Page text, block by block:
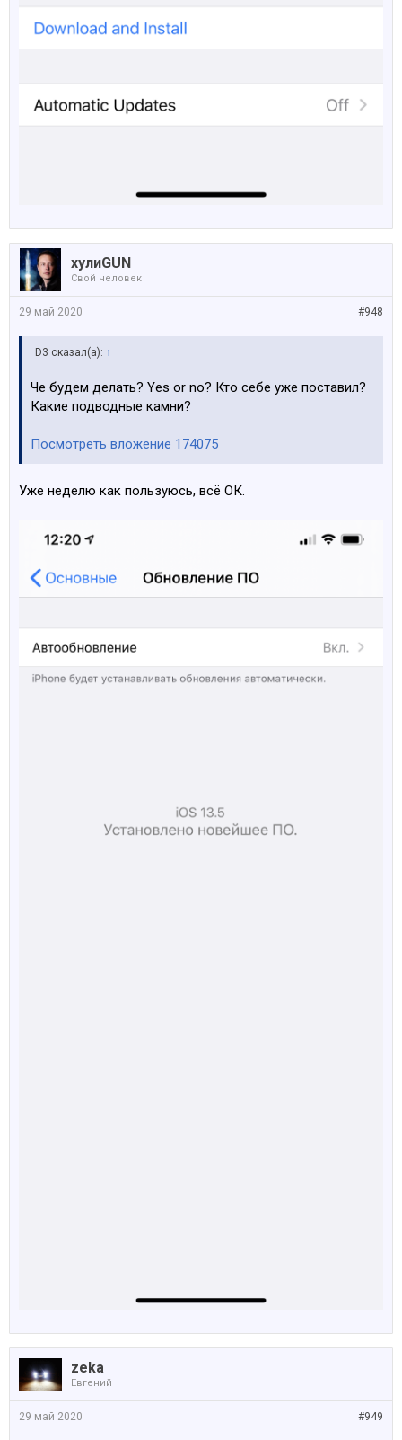
хулиGUN
Свой человек
#948
29 май 2020
D3 сказал(а): ↑
Че будем делать? Yes or no? Кто себе уже поставил?
Какие подводные камни?
Посмотреть вложение 174075
Уже неделю как пользуюсь, всё ОК.
zeka
Евгений
#949
29 май 2020